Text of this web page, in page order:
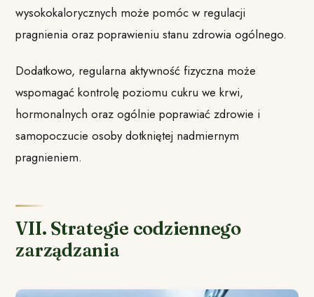
wysokokalorycznych może pomóc w regulacji
pragnienia oraz poprawieniu stanu zdrowia ogólnego.
Dodatkowo, regularna aktywność fizyczna może
wspomagać kontrolę poziomu cukru we krwi,
hormonalnych oraz ogólnie poprawiać zdrowie i
samopoczucie osoby dotkniętej nadmiernym
pragnieniem.
VII. Strategie codziennego
zarządzania